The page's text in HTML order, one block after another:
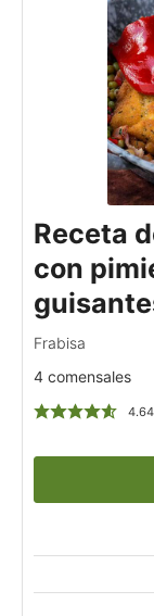
Receta
con
Frabisa
4 comensales
4.64